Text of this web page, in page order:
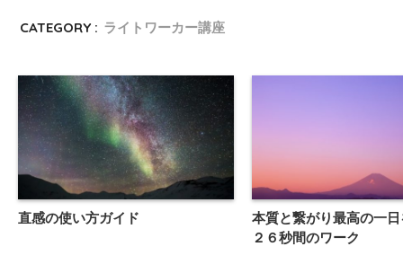
CATEGORY : ライトワーカー講座
直感の使い方ガイド
本質と繋がり最高の一
２６秒間のワーク